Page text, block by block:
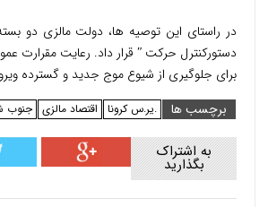
در راستای این توصیه ها، دولت مالزی دو
دستورکنترل حرکت ʺ قرار داد. رعایت
برای جلوگیری از شیوع موج جدید و گسترده
برچسب ها
.یر.س کرونا اقتصاد مالزی جنوب
به اشتراک
بگذارید